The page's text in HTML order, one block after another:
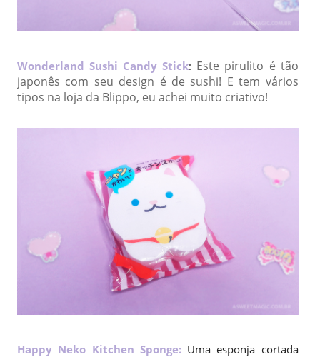
Wonderland Sushi Candy Stick: Este pirulito é tão
japonês com seu design é de sushi! E tem vários
tipos na loja da Blippo, eu achei muito criativo!
Happy Neko Kitchen Sponge: Uma esponja cortada